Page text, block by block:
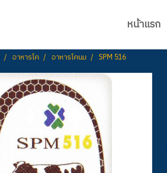
หน้าแรก
อาหารโค อาหารโคนม SPM 516